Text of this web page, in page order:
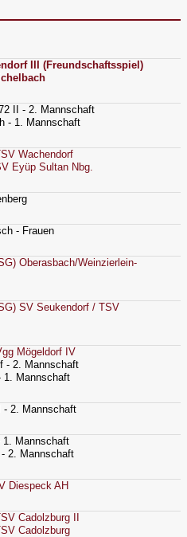
III (Freundschaftsspiel)
II - 2. Mannschaft
- 1. Mannschaft
Wachendorf
Eyüp Sultan Nbg.
- Frauen
Oberasbach/Weinzierlein-
SV Seukendorf / TSV
Mögeldorf IV
- 2. Mannschaft
1. Mannschaft
- 2. Mannschaft
1. Mannschaft
2. Mannschaft
Diespeck AH
Cadolzburg II
Cadolzburg